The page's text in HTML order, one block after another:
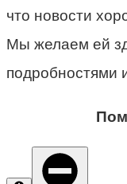
что новости
Мы желаем ей
подробностями